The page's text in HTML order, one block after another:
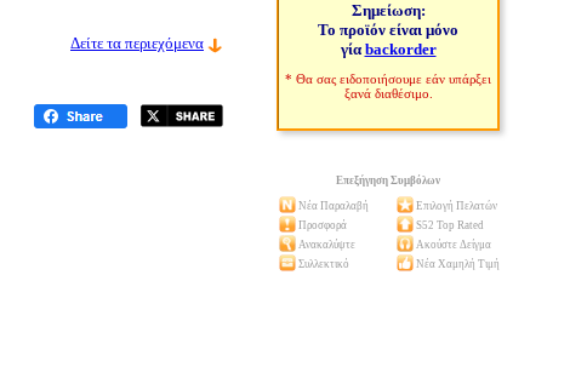
Δείτε τα περιεχόμενα
Σημείωση:
Το προϊόν είναι μόνο
γία backorder
* Θα σας ειδοποιήσουμε εάν υπάρξει
ξανά διαθέσιμο.
Επεξήγηση Συμβόλων
Νέα Παραλαβή
Επιλογή Πελατών
Προσφορά
S52 Top Rated
Ανακαλύψτε
Ακούστε Δείγμα
Συλλεκτικό
Νέα Χαμηλή Τιμή